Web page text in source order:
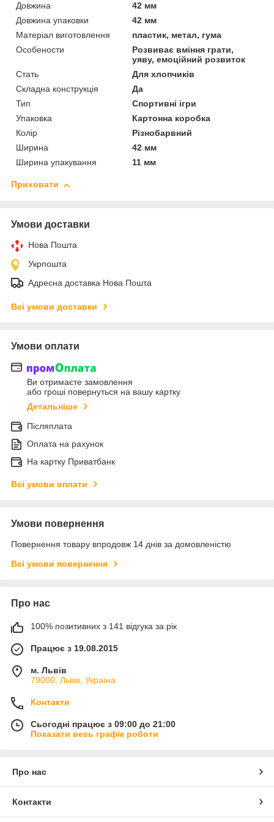
Довжина
42 мм
Довжина упаковки
42 мм
Матеріал виготовлення
пластик, метал, гума
Особености
Розвиває вміння грати,
уяву, емоційний розвиток
Стать
Для хлопчиків
Складна конструкція
Да
Тип
Спортивні ігри
Упаковка
Картонна коробка
Колір
Різнобарвний
Ширина
42 мм
Ширина упакування
11 мм
Приховати
Умови доставки
Нова Пошта
Укрпошта
Адресна доставка Нова Пошта
Всі умови доставки
Умови оплати
Ви отримаєте замовлення
або гроші повернуться на вашу картку
Детальніше
Післяплата
Оплата на рахунок
На картку Приватбанк
Всі умови оплати
Умови повернення
Повернення товару впродовж 14 днів за домовленістю
Всі умови повернення
Про нас
100% позитивних з 141 відгука за рік
Працює з 19.08.2015
м. Львів
79000, Львів, Україна
Контакти
Сьогодні працює з 09:00 до 21:00
Показати весь графік роботи
Про нас
Контакти